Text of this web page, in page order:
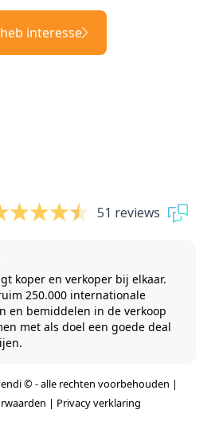
interesse
51 reviews
koper en verkoper bij elkaar.
250.000 internationale
en bemiddelen in de verkoop
met als doel een goede deal
© - alle rechten voorbehouden |
| Privacy verklaring